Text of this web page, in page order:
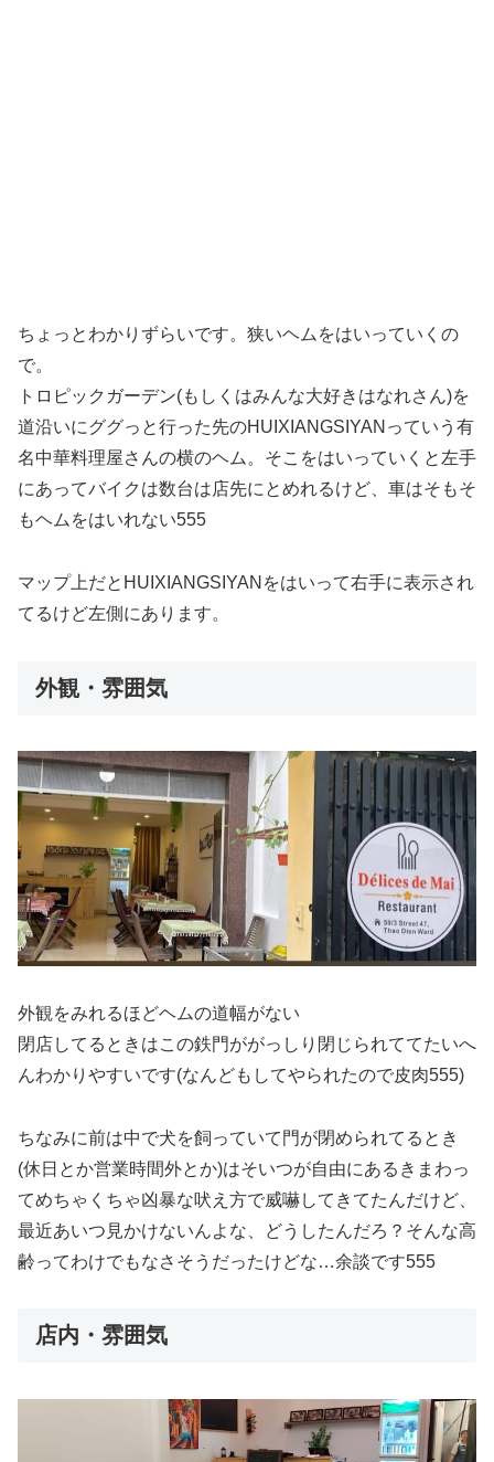
ちょっとわかりずらいです。狭いヘムをはいっていくの
で。
トロピックガーデン(もしくはみんな大好きはなれさん)を
道沿いにググっと行った先のHUIXIANGSIYANっていう有
名中華料理屋さんの横のヘム。そこをはいっていくと左手
にあってバイクは数台は店先にとめれるけど、車はそもそ
もヘムをはいれない555
マップ上だとHUIXIANGSIYANをはいって右手に表示され
てるけど左側にあります。
外観・雰囲気
外観をみれるほどヘムの道幅がない
閉店してるときはこの鉄門ががっしり閉じられててたいへ
んわかりやすいです(なんどもしてやられたので皮肉555)
ちなみに前は中で犬を飼っていて門が閉められてるとき
(休日とか営業時間外とか)はそいつが自由にあるきまわっ
てめちゃくちゃ凶暴な吠え方で威嚇してきてたんだけど、
最近あいつ見かけないんよな、どうしたんだろ？そんな高
齢ってわけでもなさそうだったけどな…余談です555
店内・雰囲気